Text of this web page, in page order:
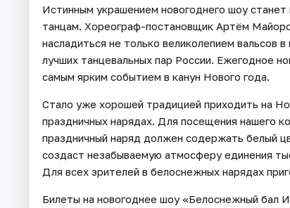
Истинным украшением новогоднего шоу
танцам. Хореограф-постановщик Артём
насладиться не только великолепием вальсов
лучших танцевальных пар России. Ежегодное
самым ярким событием в канун Нового года.
Стало уже хорошей традицией приходить на
праздничных нарядах. Для посещения нашего
праздничный наряд должен содержать белый
создаст незабываемую атмосферу единения
Для всех зрителей в белоснежных нарядах
Билеты на новогоднее шоу «Белоснежный бал